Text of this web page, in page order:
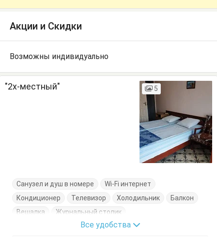
Акции и Скидки
Возможны индивидуально
"2х-местный" 5
Санузел и душ в номере
Wi-Fi интернет
Кондиционер
Телевизор Холодильник
Балкон
Вешалка
Журнальный столик
Кровати односпальные
Стулья Тумбочки
Все удобства